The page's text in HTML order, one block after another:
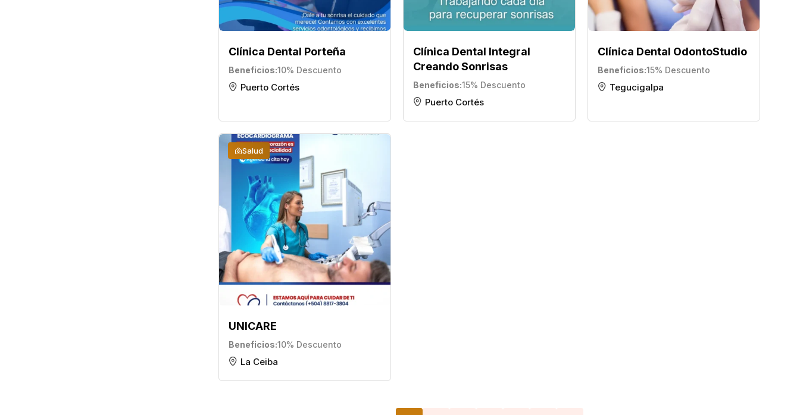
Clínica Dental Porteña
Beneficios 10% Descuento
Puerto Cortés
Clínica Dental Integral
Creando Sonrisas
Beneficios 15% Descuento
Puerto Cortés
Clínica Dental OdontoStudio
Beneficios 15% Descuento
Tegucigalpa
UNICARE
Beneficios 10% Descuento
Salud
La Ceiba